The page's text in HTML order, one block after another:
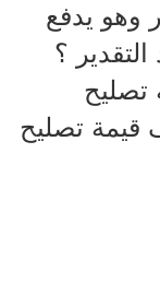
وهو يدفع
؟
قيمة تصليح